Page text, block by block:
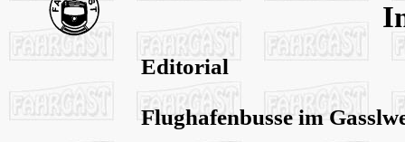
Editorial
Flughafenbusse im